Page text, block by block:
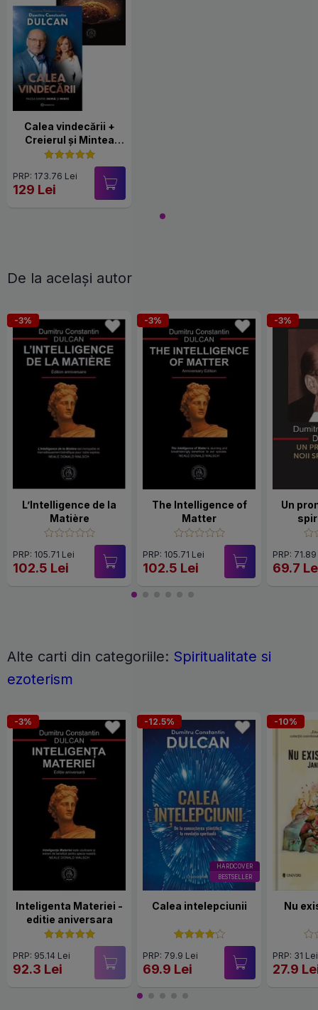
Calea vindecării +
Creierul și Mintea
universului
PRP: 173.76 Lei
129 Lei
De la același autor
-3%
L’Intelligence de la
Matière
PRP: 105.71 Lei
102.5 Lei
-3%
The Intelligence of
Matter
PRP: 105.71 Lei
102.5 Lei
-3%
Un
PRP:
69.7
Alte carti din categoriile: Spiritualitate si
ezoterism
-3%
Inteligenta Materiei -
editie aniversara
PRP: 95.14 Lei
92.3 Lei
HARDCOVER
BESTSELLER
-12.5%
Calea intelepciunii
PRP: 79.9 Lei
69.9 Lei
-10%
Nu
PRP: 31 Lei
27.9